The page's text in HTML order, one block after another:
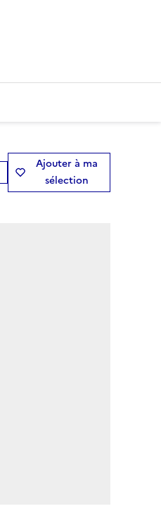
Ajouter à ma
sélection